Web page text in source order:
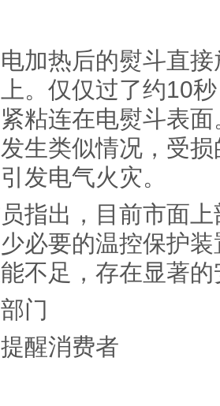
加热后的熨斗直
。仅仅过了约10
粘连在电熨斗表
生类似情况，受
发电气火灾。
指出，目前市面
必要的温控保护
不足，存在显著
门
醒消费者